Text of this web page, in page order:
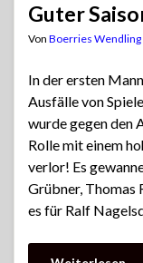
Guter
Von Boerries Wendling
In der ersten
Ausfälle von
wurde gegen den
Rolle mit einem
verlor! Es
Grübner, Thomas
es für Ralf